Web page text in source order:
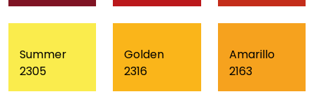
Summer
2305
Golden
2316
Amarillo
2163